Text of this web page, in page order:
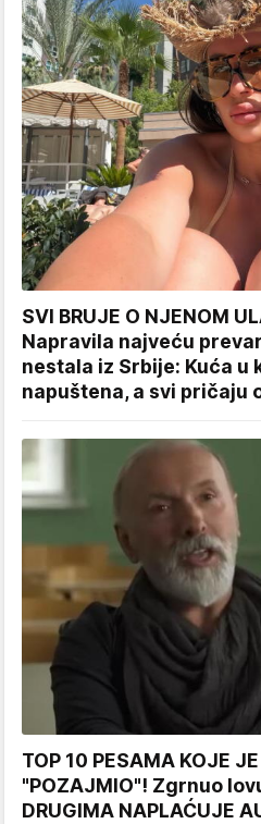
SVI BRUJE O NJENOM
Napravila najveću
nestala iz Srbije: Kuća u
napuštena, a svi pričaju
TOP 10 PESAMA KOJE
"POZAJMIO"! Zgrnuo
DRUGIMA NAPLAĆUJE